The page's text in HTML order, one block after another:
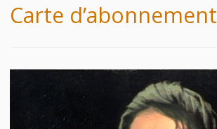
Carte d’abonnement